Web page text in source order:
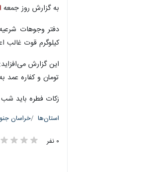
به گزارش روز جمعه
دفتر وجوهات
کیلوگرم قوت غالب
تومان و کفاره عمد به ازای هر روز ۶۰ مد طعام، ۲
زکات فطره باید
استان‌ها خراسان
۰ نفر